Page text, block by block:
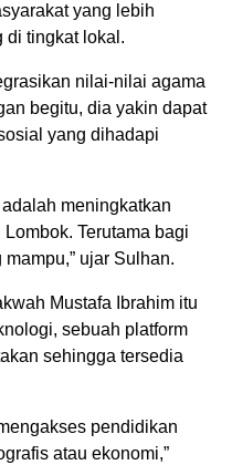
yang lebih
di tingkat lokal.
nilai-nilai agama
begitu, dia yakin dapat
yang dihadapi
meningkatkan
Terutama bagi
ujar Sulhan.
Mustafa Ibrahim itu
sebuah platform
sehingga tersedia
pendidikan
atau ekonomi,”